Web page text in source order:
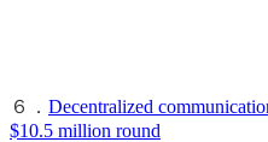
６． Decentralized
$10.5 million round